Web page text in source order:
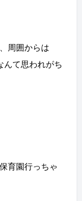
周囲からは
んて思われがち
育園行っちゃ